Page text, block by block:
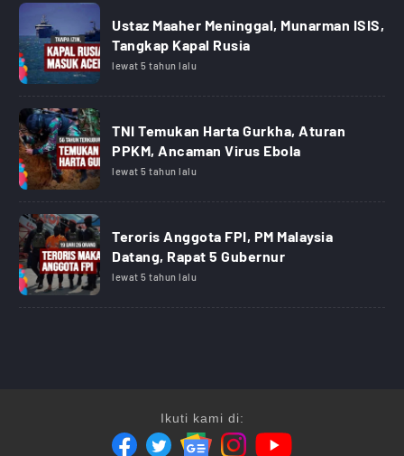
Ustaz Maaher Meninggal, Munarman ISIS,
Tangkap Kapal Rusia
lewat 5 tahun lalu
TNI Temukan Harta Gurkha, Aturan
PPKM, Ancaman Virus Ebola
lewat 5 tahun lalu
Teroris Anggota FPI, PM Malaysia
Datang, Rapat 5 Gubernur
lewat 5 tahun lalu
Ikuti kami di: